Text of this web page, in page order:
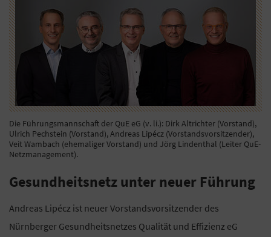
Die Führungsmannschaft der QuE eG (v. li.): Dirk Altrichter (Vorstand),
Ulrich Pechstein (Vorstand), Andreas Lipécz (Vorstandsvorsitzender),
Veit Wambach (ehemaliger Vorstand) und Jörg Lindenthal (Leiter QuE-
Netzmanagement).
Gesundheitsnetz unter neuer Führung
Andreas Lipécz ist neuer Vorstandsvorsitzender des
Nürnberger Gesundheitsnetzes Qualität und Effizienz eG